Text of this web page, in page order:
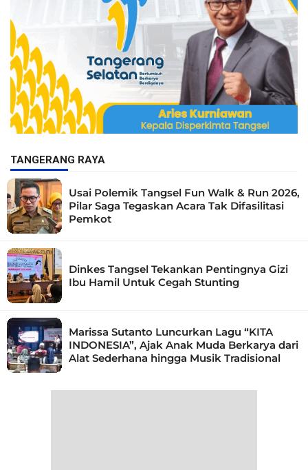
TANGERANG RAYA
Usai Polemik Tangsel Fun Walk & Run 2026,
Pilar Saga Tegaskan Acara Tak Difasilitasi
Pemkot
Dinkes Tangsel Tekankan Pentingnya Gizi
Ibu Hamil Untuk Cegah Stunting
Marissa Sutanto Luncurkan Lagu “KITA
INDONESIA”, Ajak Anak Muda Berkarya dari
Alat Sederhana hingga Musik Tradisional